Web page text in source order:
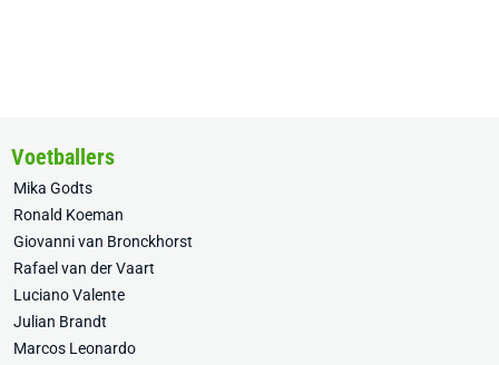
Voetballers
Mika Godts
Ronald Koeman
Giovanni van Bronckhorst
Rafael van der Vaart
Luciano Valente
Julian Brandt
Marcos Leonardo